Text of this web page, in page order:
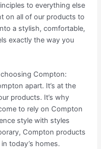
to everything else
on all of our products to
a stylish, comfortable,
exactly the way you
Compton:
apart. It’s at the
products. It’s why
to rely on Compton
style with styles
Compton products
today’s homes.